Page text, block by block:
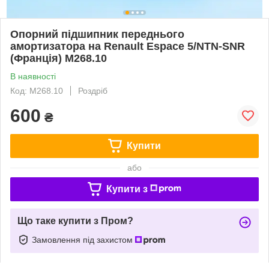
Опорний підшипник переднього
амортизатора на Renault Espace 5/NTN-SNR
(Франція) M268.10
В наявності
Код: M268.10
Роздріб
600 ₴
Купити
або
Купити з
Що таке купити з Пром?
Замовлення під захистом